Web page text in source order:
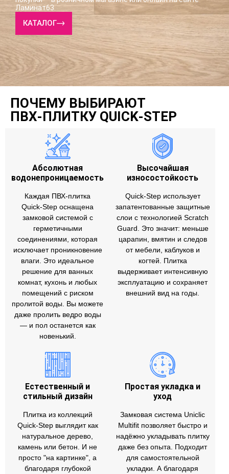
Ламинат63.
КАТАЛОГ
ПОЧЕМУ ВЫБИРАЮТ
ПВХ‑ПЛИТКУ QUICK‑STEP
Абсолютная
водонепроницаемость
Каждая ПВХ‑плитка
Quick‑Step оснащена
замковой системой с
герметичными
соединениями, которая
исключает проникновение
влаги. Это идеальное
решение для ванных
комнат, кухонь и любых
помещений с риском
пролитой воды. Вы можете
даже пролить ведро воды
— и пол останется как
новенький.
Высочайшая
износостойкость
Quick‑Step использует
запатентованные защитные
слои с технологией Scratch
Guard. Это значит: меньше
царапин, вмятин и следов
от мебели, каблуков и
когтей. Плитка
выдерживает интенсивную
эксплуатацию и сохраняет
внешний вид на годы.
Естественный и
стильный дизайн
Плитка из коллекций
Quick‑Step выглядит как
натуральное дерево,
камень или бетон. И не
просто "на картинке", а
благодаря глубокой
Простая укладка и
уход
Замковая система Uniclic
Multifit позволяет быстро и
надёжно укладывать плитку
даже без опыта. Подходит
для самостоятельной
укладки. А благодаря